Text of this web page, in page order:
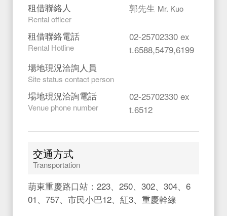
租借聯絡人
Rental officer
郭先生 Mr. Kuo
租借聯絡電話
Rental Hotline
02-25702330 ex
t.6588,5479,6199
場地現況洽詢人員
Site status contact person
場地現況洽詢電話
Venue phone number
02-25702330 ex
t.6512
交通方式
Transportation
葫東重慶路口站：223、250、302、304、6
01、757、市民小巴12、紅3、重慶幹線